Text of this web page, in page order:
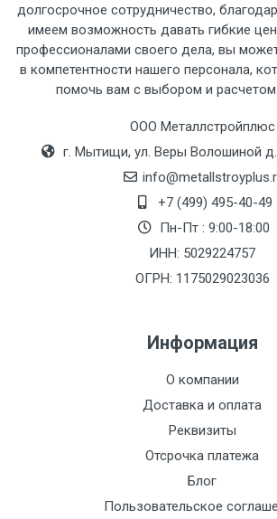
долгосрочное сотрудничество,
имеем возможность давать гибкие
профессионалами своего дела, вы
в компетентности нашего персонала,
помочь вам с выбором и расчетом
ООО Металлстройплюс
г. Мытищи, ул. Веры Волошиной
+7 (499) 495-40-49
Пн-Пт : 9:00-18:00
ИНН: 5029224757
ОГРН: 1175029023036
Информация
О компании
Доставка и оплата
Реквизиты
Отсрочка платежа
Блог
Пользовательское